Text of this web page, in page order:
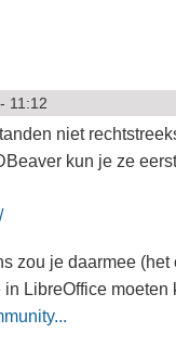
11:12
niet
kun je ze
zou je daarmee (het
LibreOffice moeten